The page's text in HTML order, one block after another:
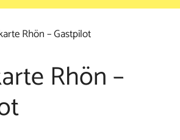
Rhön – Gastpilot
Rhön –